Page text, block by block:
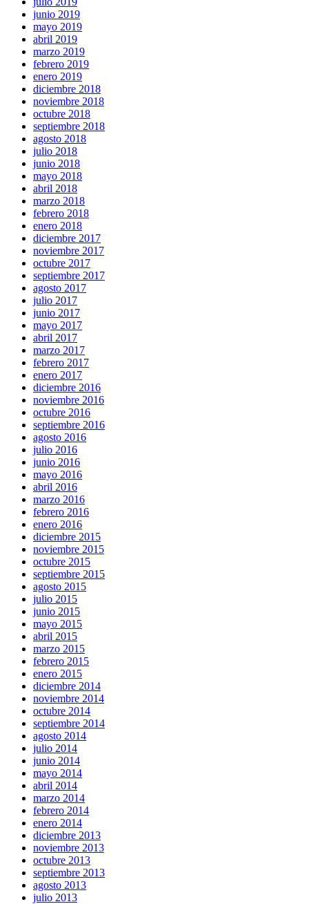
junio 2019
mayo 2019
abril 2019
marzo 2019
febrero 2019
enero 2019
diciembre 2018
noviembre 2018
octubre 2018
septiembre 2018
agosto 2018
julio 2018
junio 2018
mayo 2018
abril 2018
marzo 2018
febrero 2018
enero 2018
diciembre 2017
noviembre 2017
octubre 2017
septiembre 2017
agosto 2017
julio 2017
junio 2017
mayo 2017
abril 2017
marzo 2017
febrero 2017
enero 2017
diciembre 2016
noviembre 2016
octubre 2016
septiembre 2016
agosto 2016
julio 2016
junio 2016
mayo 2016
abril 2016
marzo 2016
febrero 2016
enero 2016
diciembre 2015
noviembre 2015
octubre 2015
septiembre 2015
agosto 2015
julio 2015
junio 2015
mayo 2015
abril 2015
marzo 2015
febrero 2015
enero 2015
diciembre 2014
noviembre 2014
octubre 2014
septiembre 2014
agosto 2014
julio 2014
junio 2014
mayo 2014
abril 2014
marzo 2014
febrero 2014
enero 2014
diciembre 2013
noviembre 2013
octubre 2013
septiembre 2013
agosto 2013
julio 2013